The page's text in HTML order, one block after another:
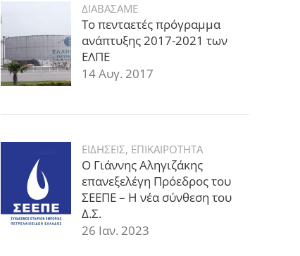
ΔΙΑΒΑΣΑΜΕ
Το πενταετές πρόγραμμα
ανάπτυξης 2017-2021 των
ΕΛΠΕ
14 Αυγ. 2017
ΕΙΔΗΣΕΙΣ, ΕΠΙΚΑΙΡΟΤΗΤΑ
Ο Γιάννης Αληγιζάκης
επανεξελέγη Πρόεδρος του
ΣΕΕΠΕ – Η νέα σύνθεση του
Δ.Σ.
26 Ιαν. 2023